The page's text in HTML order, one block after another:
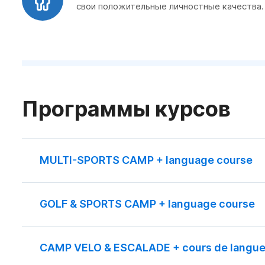
свои положительные личностные качества.
Программы курсов
MULTI-SPORTS CAMP + language course
GOLF & SPORTS CAMP + language course
CAMP VELO & ESCALADE + cours de langue